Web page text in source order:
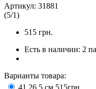
Артикул: 31881
(5/1)
515 грн.
Есть в наличии: 2
Варианты товара:
41 26,5 см 515грн.